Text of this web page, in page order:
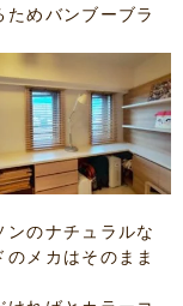
めバンブーブラ
ンのナチュラルな
メカはそのまま